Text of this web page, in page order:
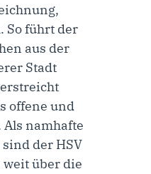
So führt der
aus der
Stadt
offene und
namhafte
der HSV
weit über die